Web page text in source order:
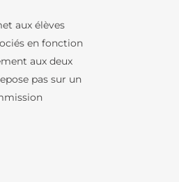
aux élèves
en fonction
aux deux
pas sur un